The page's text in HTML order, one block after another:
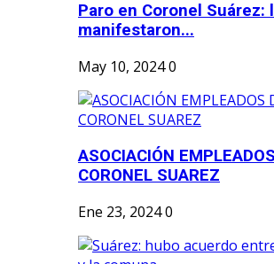
Paro en Coronel Suárez:
manifestaron...
May 10, 20240
ASOCIACIÓN
CORONEL SUAREZ
Ene 23, 20240